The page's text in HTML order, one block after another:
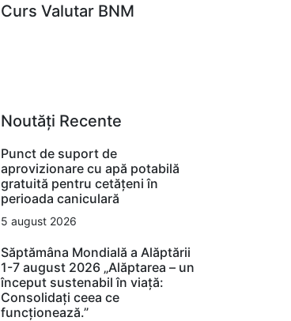
Curs Valutar BNM
Noutăți Recente
Punct de suport de
aprovizionare cu apă potabilă
gratuită pentru cetățeni în
perioada caniculară
5 august 2026
Săptămâna Mondială a Alăptării
1-7 august 2026 „Alăptarea – un
început sustenabil în viață:
Consolidați ceea ce
funcționează.”